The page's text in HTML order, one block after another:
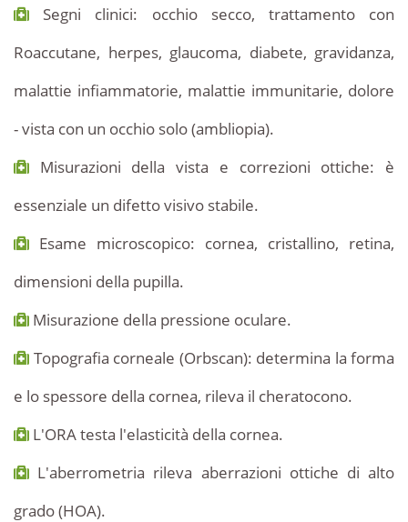
Segni clinici: occhio secco, trattamento con
Roaccutane, herpes, glaucoma, diabete, gravidanza,
malattie infiammatorie, malattie immunitarie, dolore
- vista con un occhio solo (ambliopia).
Misurazioni della vista e correzioni ottiche: è
essenziale un difetto visivo stabile.
Esame microscopico: cornea, cristallino, retina,
dimensioni della pupilla.
Misurazione della pressione oculare.
Topografia corneale (Orbscan): determina la forma
e lo spessore della cornea, rileva il cheratocono.
L'ORA testa l'elasticità della cornea.
L'aberrometria rileva aberrazioni ottiche di alto
grado (HOA).